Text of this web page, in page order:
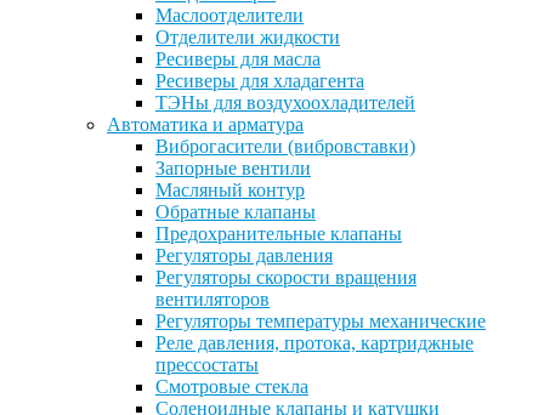
Маслоотделители
Отделители жидкости
Ресиверы для масла
Ресиверы для хладагента
ТЭНы для воздухоохладителей
Автоматика и арматура
Виброгасители (вибровставки)
Запорные вентили
Масляный контур
Обратные клапаны
Предохранительные клапаны
Регуляторы давления
Регуляторы скорости вращения
вентиляторов
Регуляторы температуры механические
Реле давления, протока, картриджные
прессостаты
Смотровые стекла
Соленоидные клапаны и катушки